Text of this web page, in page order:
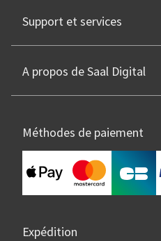
Support et services
A propos de Saal Digital
Méthodes de paiement
Expédition